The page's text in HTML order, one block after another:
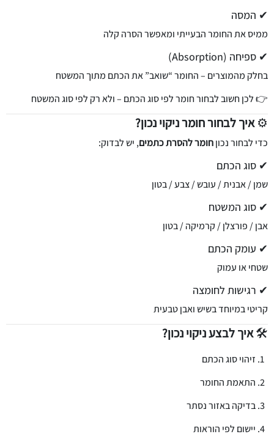
✔ המסה
ממיס את החומר הבעייתי ומאפשר הסרה קלה
✔ ספיחה (Absorption)
בחלק מהמוצרים – החומר “שואב” את הכתם מתוך המשטח
👉 לכן חשוב לבחור חומר לפי סוג הכתם – ולא רק לפי סוג המשטח
⚙️איך לבחור חומר ניקוי נכון?
כדי לבחור נכוןחומר להסרת כתמים, יש לבדוק:
✔ סוג הכתם
שמן / אבנית / עובש / צבע / בטון
✔ סוג המשטח
אבן / פורצלן / קרמיקה / בטון
✔ עומק הכתם
שטחי או עמוק
✔ רגישות לחומצה
קריטי במיוחד בשיש ואבן טבעית
🛠️איך לבצע ניקוי נכון?
זיהוי סוג הכתם
התאמת החומר
בדיקה באזור נסתר
יישום לפי הוראות